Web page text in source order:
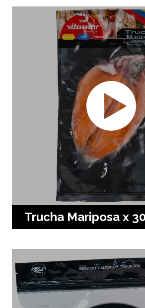
Trucha Mariposa x